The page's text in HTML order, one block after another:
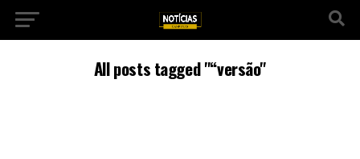
All posts tagged "“versão"